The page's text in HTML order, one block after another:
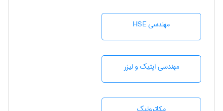
مهندسی HSE
مهندسی اپتیک و لیزر